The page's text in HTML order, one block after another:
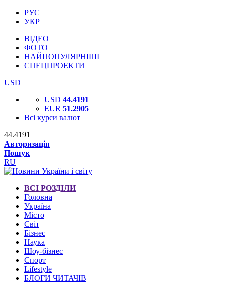
РУС
УКР
ВІДЕО
ФОТО
НАЙПОПУЛЯРНІШІ
СПЕЦПРОЕКТИ
USD
USD 44.4191
EUR 51.2905
Всі курси валют
44.4191
Авторизація
Пошук
RU
ВСІ РОЗДІЛИ
Головна
Україна
Місто
Світ
Бізнес
Наука
Шоу-бізнес
Спорт
Lifestyle
БЛОГИ ЧИТАЧІВ